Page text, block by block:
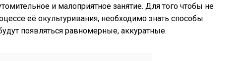
и малоприятное занятие. Для того чтобы не
её окультуривания, необходимо знать способы
появляться равномерные, аккуратные.